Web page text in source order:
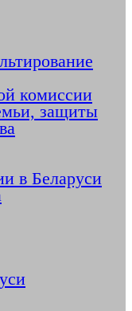
комиссии
защиты
в Беларуси